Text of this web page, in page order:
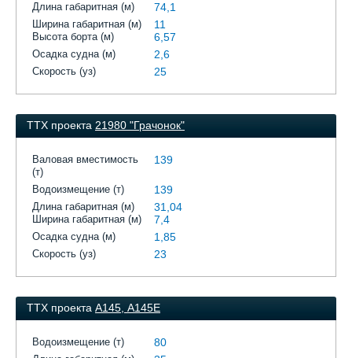
Длина габаритная (м) 74,1
Ширина габаритная (м) 11
Высота борта (м) 6,57
Осадка судна (м) 2,6
Скорость (уз) 25
ТТХ проекта 21980 "Грачонок"
Валовая вместимость
(т)
139
Водоизмещение (т) 139
Длина габаритная (м) 31,04
Ширина габаритная (м) 7,4
Осадка судна (м) 1,85
Скорость (уз) 23
ТТХ проекта A145, А145Е
Водоизмещение (т) 80